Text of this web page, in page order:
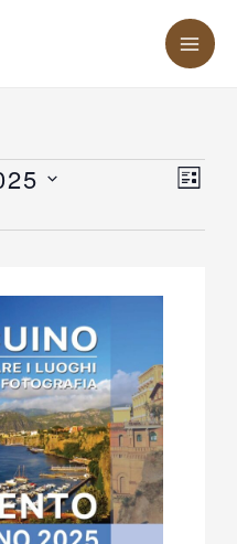
LISTA